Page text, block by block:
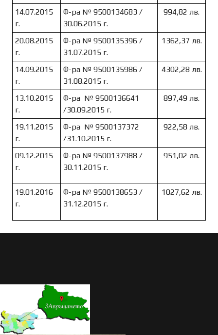
14.07.2015
г.
Ф-ра № 9500134683 /
30.06.2015 г.
994,82 лв.
20.08.2015
г.
Ф-ра № 9500135396 /
31.07.2015 г.
1362,37 лв.
14.09.2015
г.
Ф-ра № 9500135986 /
31.08.2015 г.
4302,28 лв.
13.10.2015
г.
Ф-ра № 9500136641
/30.09.2015 г.
897,49 лв.
19.11.2015
г.
Ф-ра № 9500137372
/31.10.2015 г.
922,58 лв.
09.12.2015
г.
Ф-ра № 9500137988 /
30.11.2015 г.
951,02 лв.
19.01.2016
г.
Ф-ра № 9500138653 /
31.12.2015 г.
1027,62 лв.